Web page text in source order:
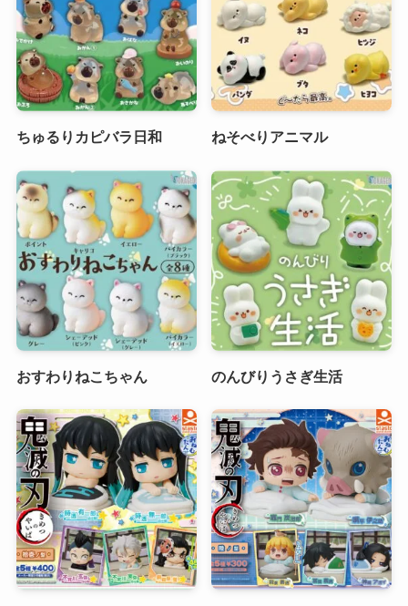
ちゅるりカピバラ日和 ねそべりアニマル
おすわりねこちゃん のんびりうさぎ生活